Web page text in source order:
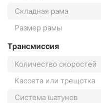
Складная рама
Размер рамы
Трансмиссия
Количество скоростей
Кассета или трещотка
Система шатунов